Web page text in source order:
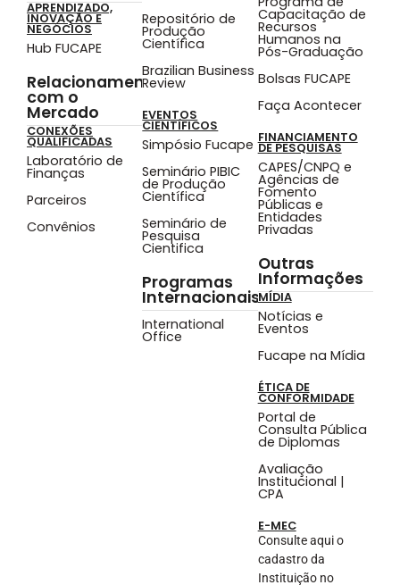
APRENDIZADO,
INOVAÇÃO E
NEGÓCIOS
Hub FUCAPE
Relacionamento
com o
Mercado
CONEXÕES
QUALIFICADAS
Laboratório de
Finanças
Parceiros
Convênios
Repositório de
Produção
Científica
Brazilian Business
Review
EVENTOS
CIENTÍFICOS
Simpósio Fucape
Seminário PIBIC
de Produção
Científica
Seminário de
Pesquisa
Cientifica
Programas
Internacionais
International
Office
Capacitação de
Recursos
Humanos na
Pós-Graduação
Bolsas FUCAPE
Faça Acontecer
FINANCIAMENTO
DE PESQUISAS
CAPES/CNPQ e
Agências de
Fomento
Públicas e
Entidades
Privadas
Outras
Informações
MÍDIA
Notícias e
Eventos
Fucape na Mídia
ÉTICA DE
CONFORMIDADE
Portal de
Consulta Pública
de Diplomas
Avaliação
Institucional |
CPA
E-MEC
Consulte aqui o
cadastro da
Instituição no